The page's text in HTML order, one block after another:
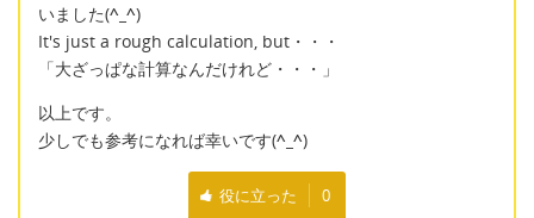
いました(^_^)
It's just a rough calculation, but・・・
「大ざっぱな計算なんだけれど・・・」
以上です。
少しでも参考になれば幸いです(^_^)
役に立った 0